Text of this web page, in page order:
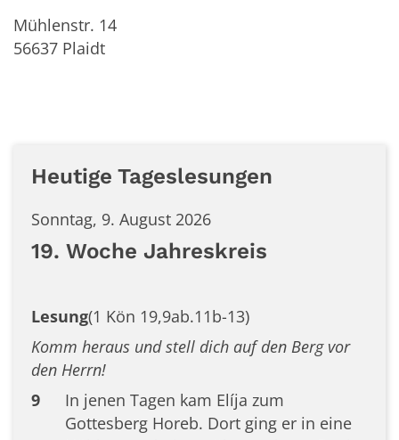
Mühlenstr. 14
56637 Plaidt
Heutige Tageslesungen
Sonntag, 9. August 2026
19. Woche Jahreskreis
Lesung(1 Kön 19,9ab.11b-13)
Komm heraus und stell dich auf den Berg vor
den Herrn!
9
In jenen Tagen kam Elíja zum
Gottesberg Horeb. Dort ging er in eine